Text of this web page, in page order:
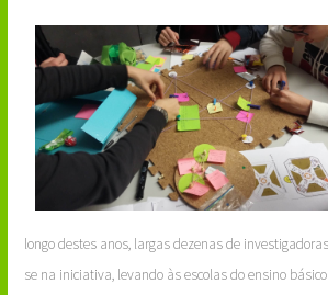
longo destes anos, largas dezenas de
se na iniciativa, levando às escolas do ensino